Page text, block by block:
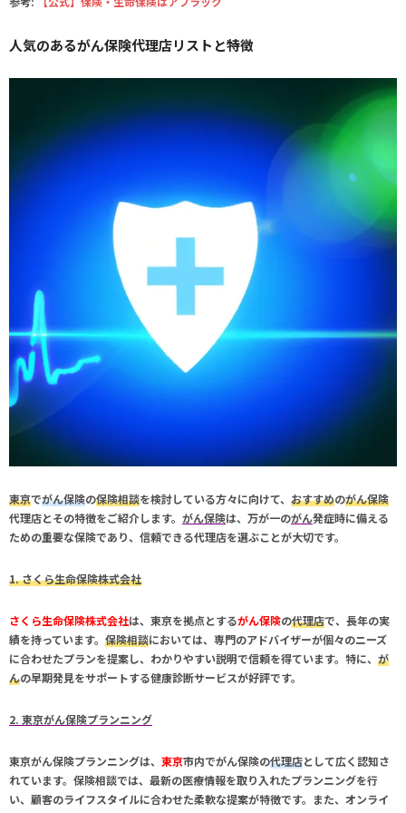
人気のあるがん保険代理店リストと特徴
東京でがん保険の保険相談を検討している方々に向けて、 おすすめのがん保険
代理店とその特徴をご紹介します。 がん保険は、万が一のがん発症時に備える
ための重要な保険であり、信頼できる代理店を選ぶことが大切です。
1. さくら生命保険株式会社
さくら生命保険株式会社は、 東京を拠点とするがん保険の代理店で、長年の実
績を持っています。 保険相談においては、専門のアドバイザーが個々のニーズ
に合わせたプランを提案し、わかりやすい説明で信頼を得ています。特に、 が
んの早期発見をサポートする健康診断サービスが好評です。
2. 東京がん保険プランニング
東京がん保険プランニングは、 東京市内でがん保険の代理店として広く認知さ
れています。 保険相談では、最新の医療情報を取り入れたプランニングを行
い、顧客のライフスタイルに合わせた柔軟な提案が特徴です。また、オンライ